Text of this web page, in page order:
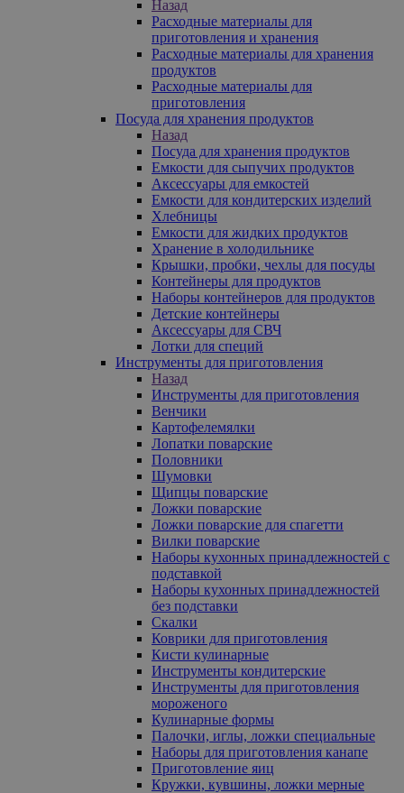
Назад
Расходные материалы для
приготовления и хранения
Расходные материалы для хранения
продуктов
Расходные материалы для
приготовления
Посуда для хранения продуктов
Назад
Посуда для хранения продуктов
Емкости для сыпучих продуктов
Аксессуары для емкостей
Емкости для кондитерских изделий
Хлебницы
Емкости для жидких продуктов
Хранение в холодильнике
Крышки, пробки, чехлы для посуды
Контейнеры для продуктов
Наборы контейнеров для продуктов
Детские контейнеры
Аксессуары для СВЧ
Лотки для специй
Инструменты для приготовления
Назад
Инструменты для приготовления
Венчики
Картофелемялки
Лопатки поварские
Половники
Шумовки
Щипцы поварские
Ложки поварские
Ложки поварские для спагетти
Вилки поварские
Наборы кухонных принадлежностей с
подставкой
Наборы кухонных принадлежностей
без подставки
Скалки
Коврики для приготовления
Кисти кулинарные
Инструменты кондитерские
Инструменты для приготовления
мороженого
Кулинарные формы
Палочки, иглы, ложки специальные
Наборы для приготовления канапе
Приготовление яиц
Кружки, кувшины, ложки мерные